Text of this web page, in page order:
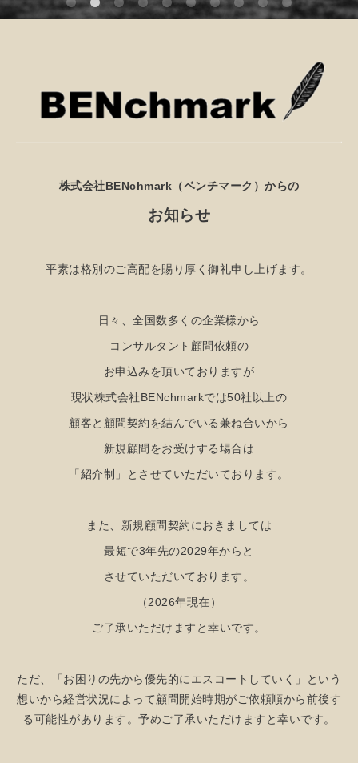
株式会社BENchmark（ベンチマーク）からの
お知らせ
平素は格別のご高配を賜り厚く御礼申し上げます。
日々、全国数多くの企業様から
コンサルタント顧問依頼の
お申込みを頂いておりますが
現状株式会社BENchmarkでは50社以上の
顧客と顧問契約を結んでいる兼ね合いから
新規顧問をお受けする場合は
「紹介制」とさせていただいております。
また、新規顧問契約におきましては
最短で3年先の2029年からと
させていただいております。
（2026年現在）
ご了承いただけますと幸いです。
ただ、「お困りの先から優先的にエスコートしていく」という
想いから経営状況によって顧問開始時期がご依頼順から前後す
る可能性があります。予めご了承いただけますと幸いです。